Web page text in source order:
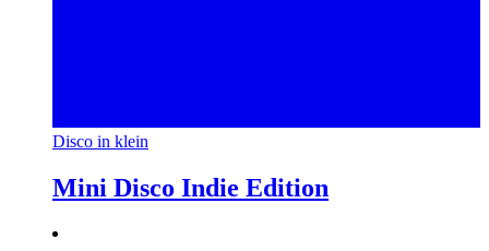
Disco in klein
Mini Disco Indie Edition